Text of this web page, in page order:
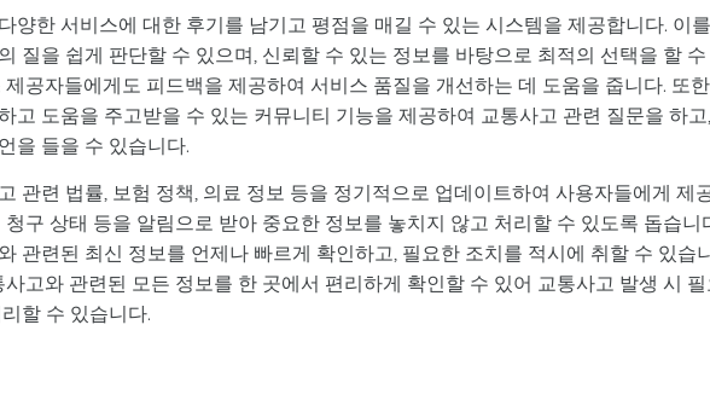
양한 서비스에 대한 후기를 남기고 평점을 매길 수 있는 시스템을 제공합니다. 이를
질을 쉽게 판단할 수 있으며, 신뢰할 수 있는 정보를 바탕으로 최적의 선택을 할 수
공자들에게도 피드백을 제공하여 서비스 품질을 개선하는 데 도움을 줍니다. 또
고 도움을 주고받을 수 있는 커뮤니티 기능을 제공하여 교통사고 관련 질문을 하고,
을 들을 수 있습니다.
관련 법률, 보험 정책, 의료 정보 등을 정기적으로 업데이트하여 사용자들에게 제
구 상태 등을 알림으로 받아 중요한 정보를 놓치지 않고 처리할 수 있도록 돕습니
관련된 최신 정보를 언제나 빠르게 확인하고, 필요한 조치를 적시에 취할 수 있습
고와 관련된 모든 정보를 한 곳에서 편리하게 확인할 수 있어 교통사고 발생 시
할 수 있습니다.